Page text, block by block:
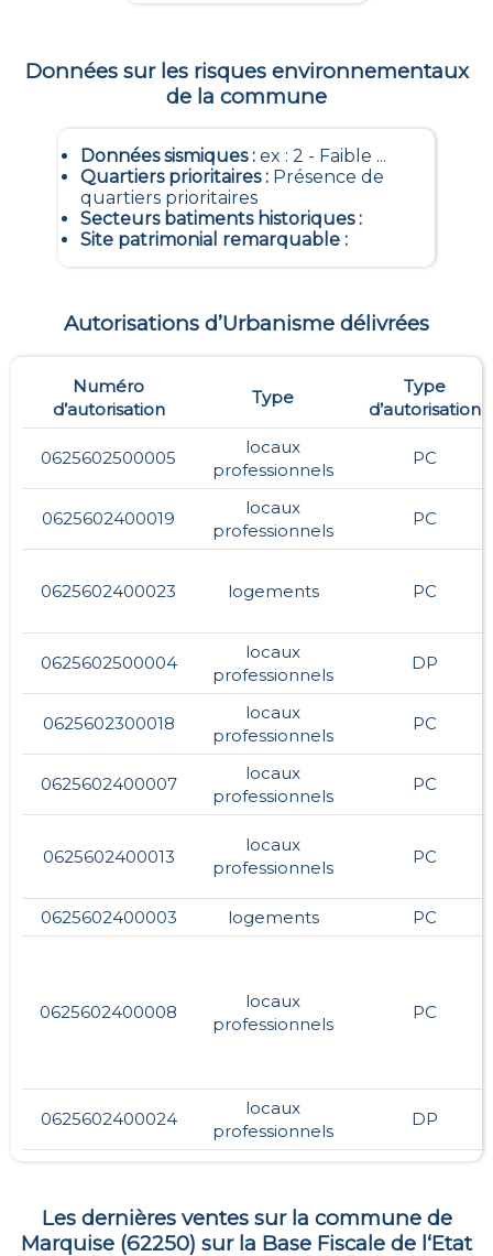
Données sur les risques environnementaux
de la commune
Données sismiques: ex : 2 - Faible ...
Quartiers prioritaires: Présence de
quartiers prioritaires
Secteurs batiments historiques:
Site patrimonial remarquable:
Autorisations d’Urbanisme délivrées
Numéro
d’autorisation
Type
Type
d’autorisation
0625602500005
locaux
professionnels
PC
0625602400019
locaux
professionnels
PC
0625602400023 logements PC
0625602500004
locaux
professionnels
DP
0625602300018
locaux
professionnels
PC
0625602400007
locaux
professionnels
PC
0625602400013
locaux
professionnels
PC
0625602400003 logements PC
0625602400008
locaux
professionnels
PC
0625602400024
locaux
professionnels
DP
Les dernières ventes sur la commune de
Marquise (62250) sur la Base Fiscale de l‘Etat